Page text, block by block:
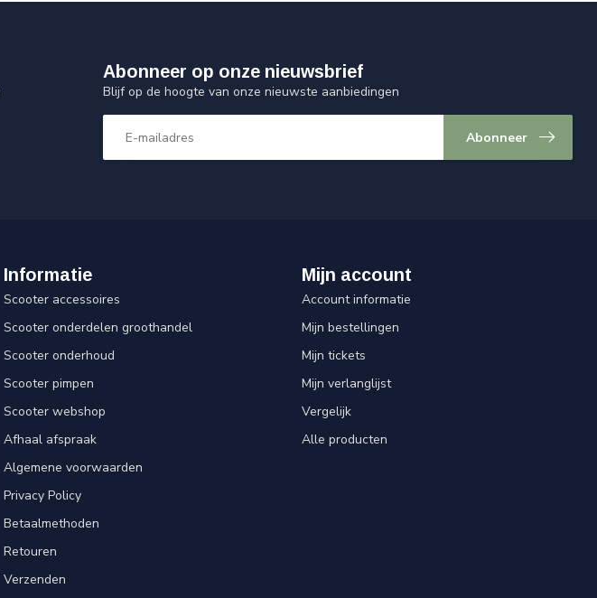
Abonneer op onze nieuwsbrief
Blijf op de hoogte van onze nieuwste aanbiedingen
Abonneer
Informatie
Scooter accessoires
Scooter onderdelen groothandel
Scooter onderhoud
Scooter pimpen
Scooter webshop
Afhaal afspraak
Algemene voorwaarden
Privacy Policy
Betaalmethoden
Retouren
Verzenden
Mijn account
Account informatie
Mijn bestellingen
Mijn tickets
Mijn verlanglijst
Vergelijk
Alle producten